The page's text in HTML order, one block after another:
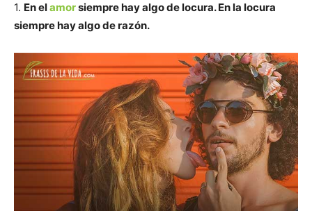
1. En elamorsiempre hay algo de locura. En la locura
siempre hay algo de razón.